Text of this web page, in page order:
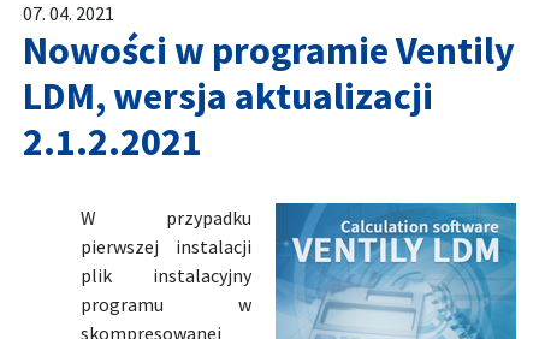
07. 04. 2021
Nowości w programie Ventily
LDM, wersja aktualizacji
2.1.2.2021
W przypadku
pierwszej instalacji
plik instalacyjny
programu w
skompresowanej